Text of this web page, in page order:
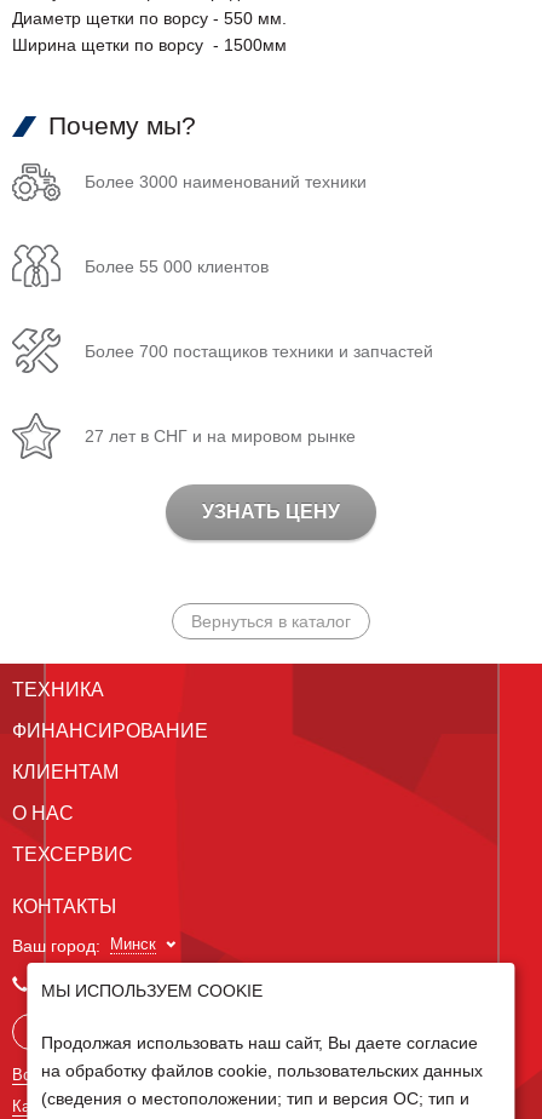
Диаметр щетки по ворсу - 550 мм.
Ширина щетки по ворсу - 1500мм
Почему мы?
Более 3000 наименований техники
Более 55 000 клиентов
Более 700 постащиков техники и запчастей
27 лет в СНГ и на мировом рынке
УЗНАТЬ ЦЕНУ
Вернуться в каталог
ТЕХНИКА
ФИНАНСИРОВАНИЕ
КЛИЕНТАМ
О НАС
ТЕХСЕРВИС
КОНТАКТЫ
Ваш город: Минск
+375 29 238 97 34
Все контакты
Карта сайта
МЫ ИСПОЛЬЗУЕМ COOKIE
Продолжая использовать наш сайт, Вы даете согласие
на обработку файлов cookie, пользовательских данных
(сведения о местоположении; тип и версия ОС; тип и